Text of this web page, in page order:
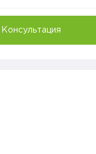
Консультация